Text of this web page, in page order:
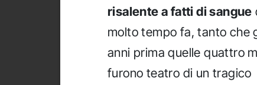
risalente a fatti di sangue
molto tempo fa, tanto che
anni prima quelle quattro
furono teatro di un tragico